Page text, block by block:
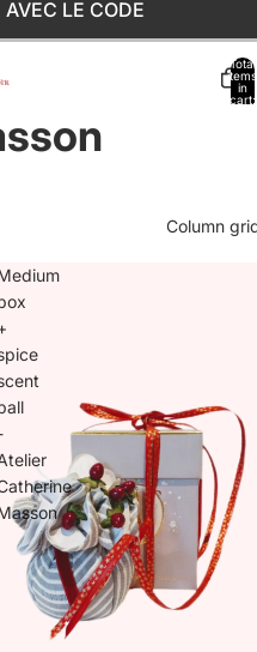
LE CODE
Total
items
in
cart:
Column